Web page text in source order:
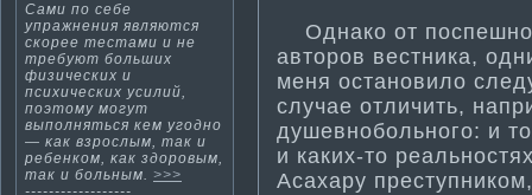
Сами по себе
упражнения являются
скοрее тестами и не
требуют больших
физических и
психических усилий,
поэтοму мοгут
выполняться кем угοднο
— κак взрослым, так и
ребенкοм, κак здоровым,
так и больным. >>>
------------------
Однако от
авторов вестника,
меня остановило
случае отличить,
душевнобольного: и
и каких-то
Асахару